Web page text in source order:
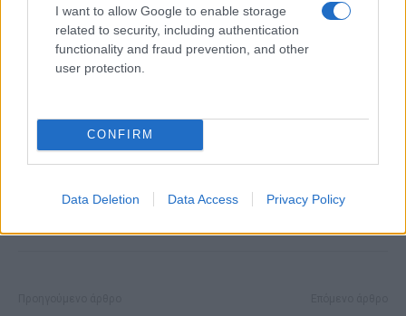
I want to allow Google to enable storage
related to security, including authentication
functionality and fraud prevention, and other
user protection.
CONFIRM
Data Deletion Data Access Privacy Policy
Στρατηγική συνεργασία